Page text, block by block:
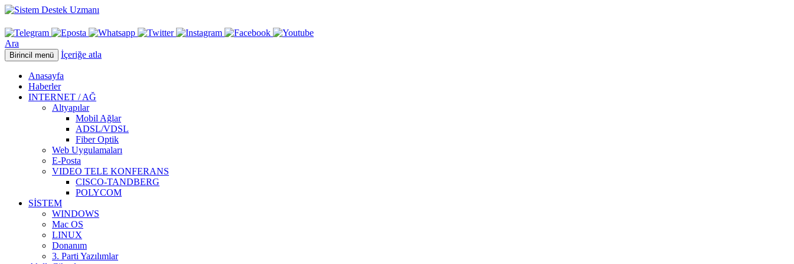
Ara
Birincil menü İçeriğe atla
Anasayfa
Haberler
INTERNET / AĞ
Altyapılar
Mobil Ağlar
ADSL/VDSL
Fiber Optik
Web Uygulamaları
E-Posta
VIDEO TELE KONFERANS
CISCO-TANDBERG
POLYCOM
SİSTEM
WINDOWS
Mac OS
LINUX
Donanım
3. Parti Yazılımlar